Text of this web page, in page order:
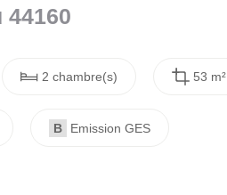
44160
2 chambre(s) 53 m²
B Emission GES